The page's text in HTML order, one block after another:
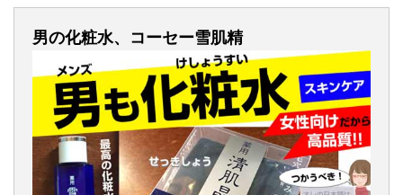
男の化粧水、コーセー雪肌精